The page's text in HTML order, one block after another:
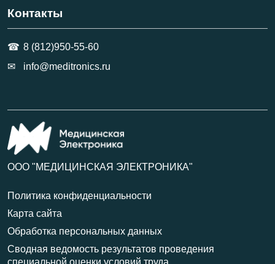
Контакты
8 (812)950-55-60
info@meditronics.ru
ООО "МЕДИЦИНСКАЯ ЭЛЕКТРОНИКА"
Политика конфиденциальности
Карта сайта
Обработка персональных данных
Сводная ведомость результатов проведения